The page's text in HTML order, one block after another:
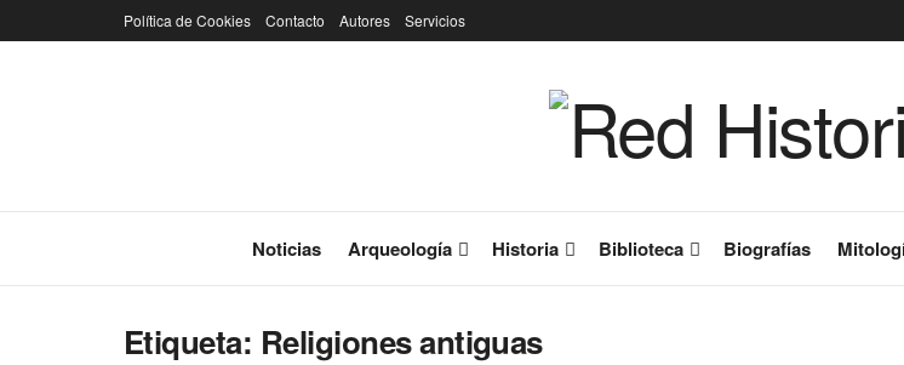
Política de Cookies Contacto Autores Servicios
Noticias Arqueología Historia Biblioteca Biografías
Etiqueta: Religiones antiguas